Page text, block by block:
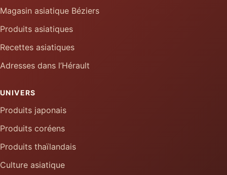
Magasin asiatique Béziers
Produits asiatiques
Recettes asiatiques
Adresses dans l’Hérault
UNIVERS
Produits japonais
Produits coréens
Produits thaïlandais
Culture asiatique